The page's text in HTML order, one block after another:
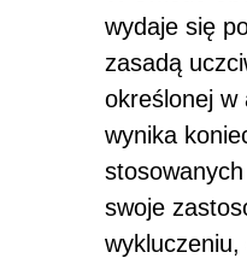
wydaje się
zasadą
określonej w
wynika
swoje